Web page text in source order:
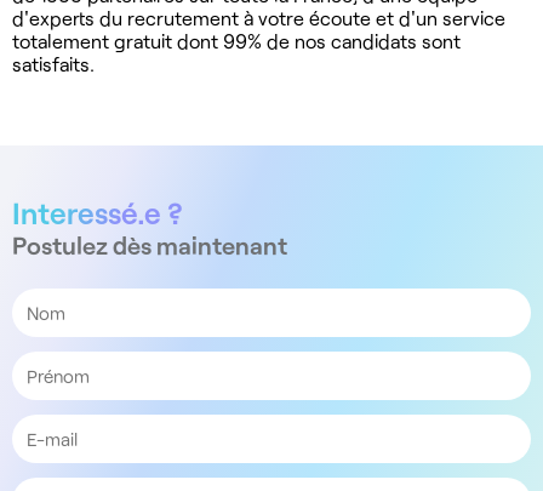
d'experts du recrutement à votre écoute et d'un service
totalement gratuit dont 99% de nos candidats sont
satisfaits.
Interessé.e ?
Postulez dès maintenant